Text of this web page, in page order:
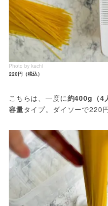
Photo by kachi
220円（税込）
こちらは、一度に約400g（4
容量タイプ。ダイソーで220